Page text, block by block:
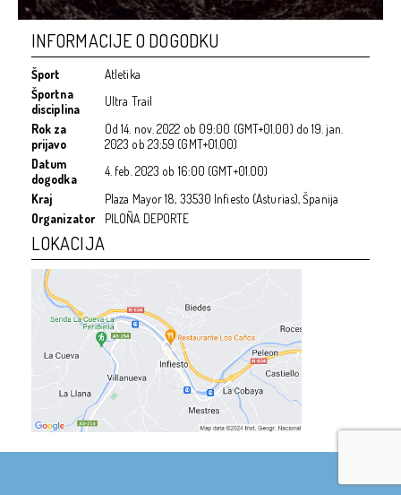
INFORMACIJE O DOGODKU
Šport
Atletika
Športna
disciplina
Ultra Trail
Rok za
prijavo
Od14. nov. 2022 ob 09:00 (GMT+01.00) do19. jan.
2023 ob 23:59 (GMT+01.00)
Datum
dogodka
4. feb. 2023 ob 16:00 (GMT+01.00)
Kraj
Plaza Mayor 18, 33530 Infiesto (Asturias), Španija
Organizator
PILOÑA DEPORTE
LOKACIJA